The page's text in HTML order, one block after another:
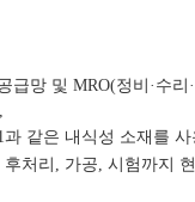
망 및 MRO(정비·수리
같은 내식성 소재를 사
처리, 가공, 시험까지